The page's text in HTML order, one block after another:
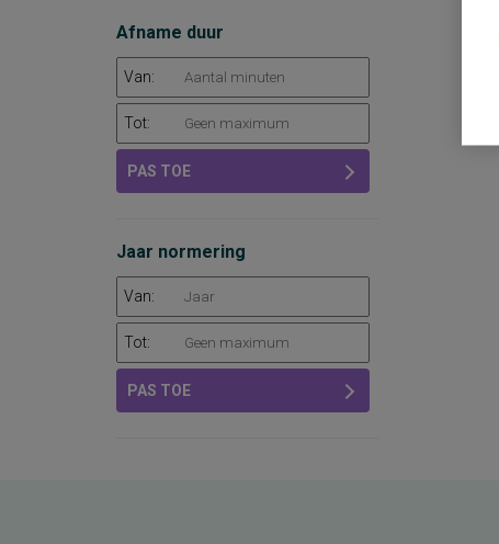
Afname duur
Van:
Tot:
PAS TOE
Jaar normering
Van:
Tot:
PAS TOE